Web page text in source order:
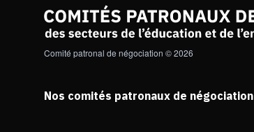
Comité patronal de négociation © 2026
Nos comités patronaux de négociation